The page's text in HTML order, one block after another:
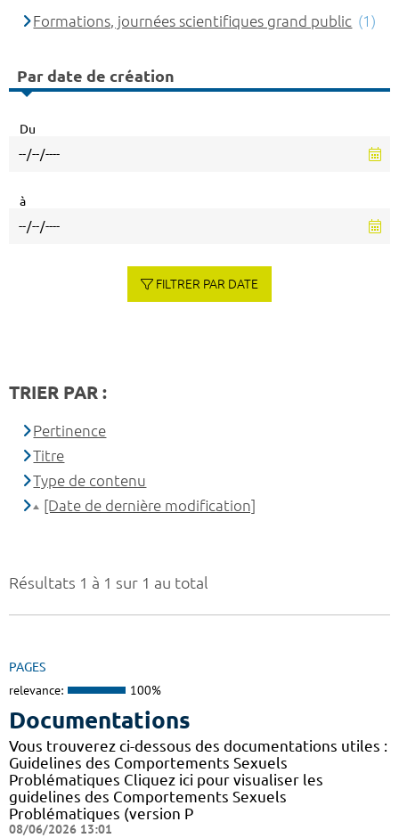
Résultats 1 à 1 sur 1 au total
PAGES
relevance: 100%
Documentations
Vous trouverez ci-dessous des documentations utiles :
Guidelines des Comportements Sexuels
Problématiques Cliquez ici pour visualiser les
guidelines des Comportements Sexuels
Problématiques (version P
08/06/2026 13:01
Formations, journées scientifiques grand public (1)
Par date de création
Du
à
FILTRER PAR DATE
TRIER PAR :
Pertinence
Titre
Type de contenu
[Date de dernière modification]